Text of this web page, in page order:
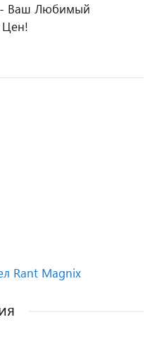
- Ваш Любимый
Цен!
Rant Magnix